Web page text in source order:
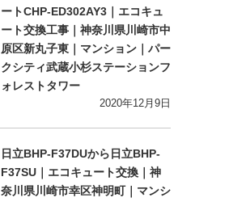
ートCHP-ED302AY3｜エコキュ
ート交換工事｜神奈川県川崎市中
原区新丸子東｜マンション｜パー
クシティ武蔵小杉ステーションフ
ォレストタワー
2020年12月9日
日立BHP-F37DUから日立BHP-
F37SU｜エコキュート交換｜神
奈川県川崎市幸区神明町｜マンシ